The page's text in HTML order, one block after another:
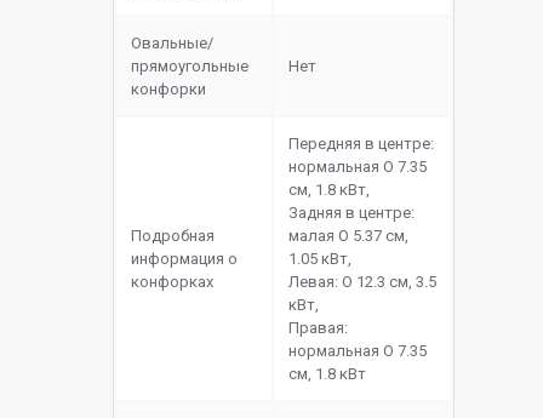
Овальные/
прямоугольные
конфорки
Нет
Подробная
информация о
конфорках
Передняя в центре:
нормальная O 7.35
см, 1.8 кВт,
Задняя в центре:
малая O 5.37 см,
1.05 кВт,
Левая: O 12.3 см, 3.5
кВт,
Правая:
нормальная O 7.35
см, 1.8 кВт